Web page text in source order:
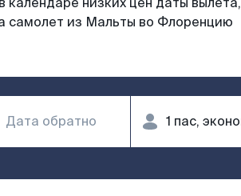
самолет из Мальты во Флоренцию